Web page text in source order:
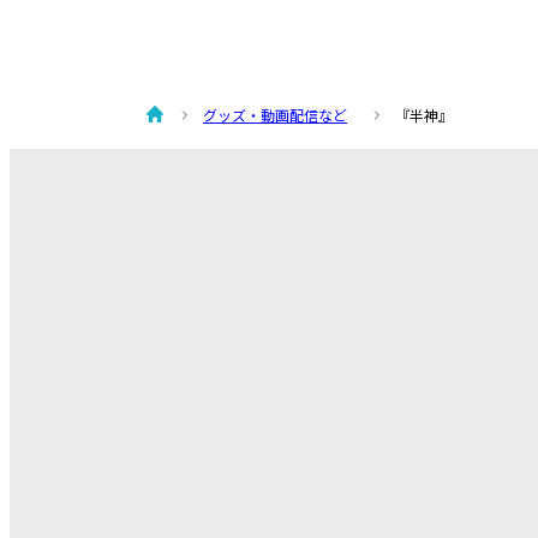
グッズ・動画配信など 『半神』